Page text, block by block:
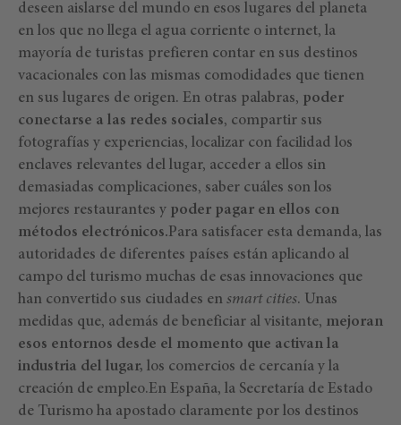
deseen aislarse del mundo en esos lugares del planeta
en los que no llega el agua corriente o internet, la
mayoría de turistas prefieren contar en sus destinos
vacacionales con las mismas comodidades que tienen
en sus lugares de origen. En otras palabras, poder
conectarse a las redes sociales, compartir sus
fotografías y experiencias, localizar con facilidad los
enclaves relevantes del lugar, acceder a ellos sin
demasiadas complicaciones, saber cuáles son los
mejores restaurantes y poder pagar en ellos con
métodos electrónicos.Para satisfacer esta demanda, las
autoridades de diferentes países están aplicando al
campo del turismo muchas de esas innovaciones que
han convertido sus ciudades en smart cities. Unas
medidas que, además de beneficiar al visitante, mejoran
esos entornos desde el momento que activan la
industria del lugar, los comercios de cercanía y la
creación de empleo.En España, la Secretaría de Estado
de Turismo ha apostado claramente por los destinos